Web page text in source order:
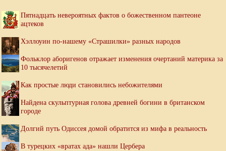
Пятнадцать невероятных фактов о божественном пантеоне
ацтеков
Хэллоуин по-нашему «Страшилки» разных народов
Фольклор аборигенов отражает изменения очертаний материка за
10 тысячелетий
Как простые люди становились небожителями
Найдена скульптурная голова древней богини в британском
городе
Долгий путь Одиссея домой обратится из мифа в реальность
В турецких «вратах ада» нашли Цербера